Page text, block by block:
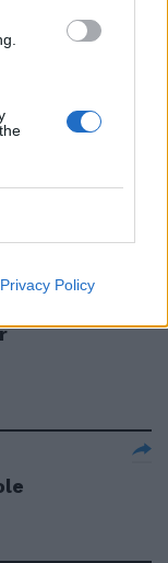
Privacy Policy